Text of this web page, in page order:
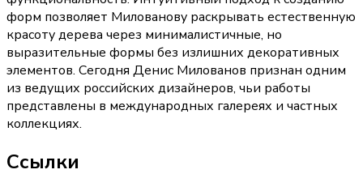
форм позволяет Милованову раскрывать естественную
красоту дерева через минималистичные, но
выразительные формы без излишних декоративных
элементов. Сегодня Денис Милованов признан одним
из ведущих российских дизайнеров, чьи работы
представлены в международных галереях и частных
коллекциях.
Ссылки